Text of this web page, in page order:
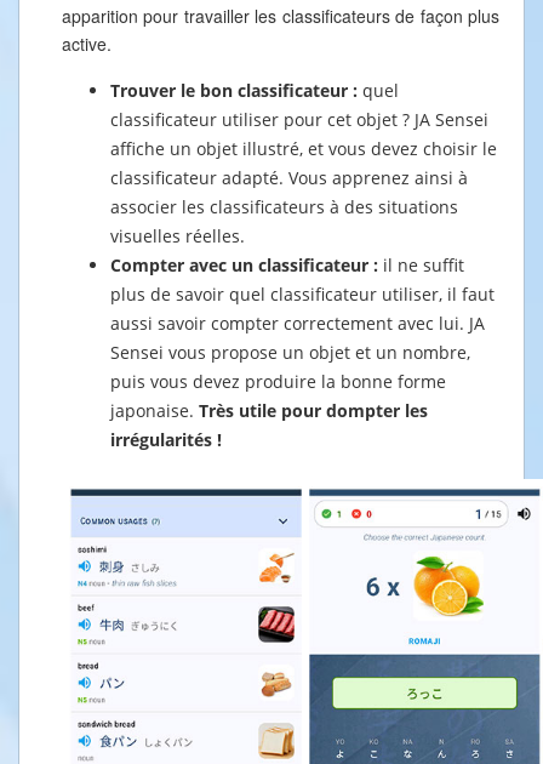
apparition pour travailler les classificateurs de façon plus
active.
Trouver le bon classificateur : quel
classificateur utiliser pour cet objet ? JA Sensei
affiche un objet illustré, et vous devez choisir le
classificateur adapté. Vous apprenez ainsi à
associer les classificateurs à des situations
visuelles réelles.
Compter avec un classificateur : il ne suffit
plus de savoir quel classificateur utiliser, il faut
aussi savoir compter correctement avec lui. JA
Sensei vous propose un objet et un nombre,
puis vous devez produire la bonne forme
japonaise. Très utile pour dompter les
irrégularités !